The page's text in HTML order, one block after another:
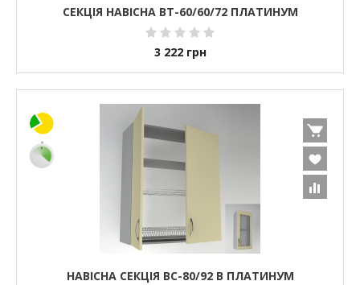
СЕКЦІЯ НАВІСНА ВТ-60/60/72 ПЛАТИНУМ
3 222 грн
НАВІСНА СЕКЦІЯ ВС-80/92 В ПЛАТИНУМ